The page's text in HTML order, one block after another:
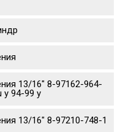
13/16" 8-97162-964-
y 94-99 y
13/16" 8-97210-748-1